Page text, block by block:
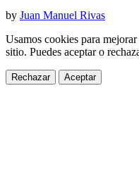
by Juan Manuel Rivas
Usamos cookies para
sitio. Puedes aceptar o
Rechazar Aceptar